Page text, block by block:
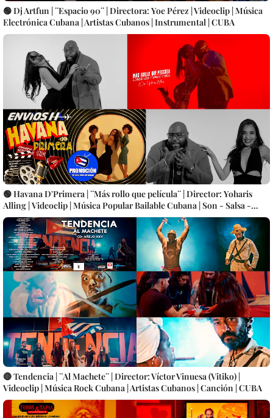
🟢 Dj Artfun | ¨Espacio 90¨ | Directora: Yoe Pérez | Videoclip | Música
Electrónica Cubana | Artistas Cubanos | Instrumental | CUBA
🟢 Havana D'Primera | ¨Más rollo que película¨ | Director: Yoharis
Alling | Videoclip | Música Popular Bailable Cubana | Son - Salsa -
Timba | Artistas | CUBA
🔴 Tendencia | ¨Al Machete¨ | Director: Víctor Vinuesa (Vitiko) |
Videoclip | Música Rock Cubana | Artistas Cubanos | Canción | CUBA